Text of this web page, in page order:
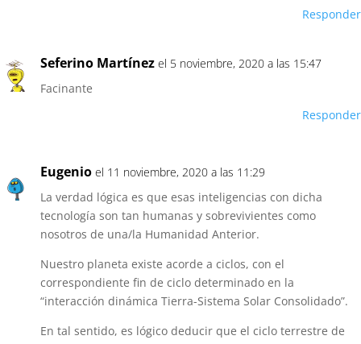
Responder
Seferino Martínez el 5 noviembre, 2020 a las 15:47
Facinante
Responder
Eugenio el 11 noviembre, 2020 a las 11:29
La verdad lógica es que esas inteligencias con dicha
tecnología son tan humanas y sobrevivientes como
nosotros de una/la Humanidad Anterior.
Nuestro planeta existe acorde a ciclos, con el
correspondiente fin de ciclo determinado en la
“interacción dinámica Tierra-Sistema Solar Consolidado”.
En tal sentido, es lógico deducir que el ciclo terrestre de